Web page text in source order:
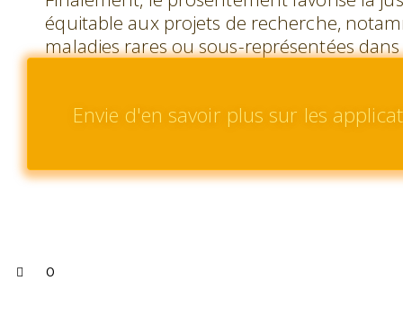
équitable aux projets de recherche,
maladies rares ou sous-représentées
Envie d'en savoir plus sur les
0